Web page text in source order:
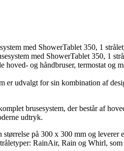
med ShowerTablet 350, 1
hoved- og håndbruser, termostat
er udvalgt for sin kombination af
brusesystem, der består af
udtryk.
på 300 x 300 mm og
RainAir, Rain og Whirl, som